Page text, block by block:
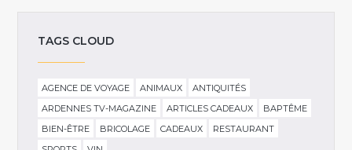
TAGS CLOUD
AGENCE DE VOYAGE ANIMAUX
ANTIQUITÉS
ARDENNES TV-MAGAZINE
ARTICLES CADEAUX
BAPTÊME
BIEN-ÊTRE
BRICOLAGE CADEAUX
RESTAURANT